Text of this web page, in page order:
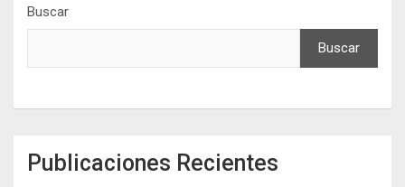
Buscar
Buscar
Publicaciones Recientes